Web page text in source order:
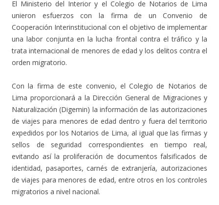
El Ministerio del Interior y el Colegio de Notarios de Lima
unieron esfuerzos con la firma de un Convenio de
Cooperación Interinstitucional con el objetivo de implementar
una labor conjunta en la lucha frontal contra el tráfico y la
trata internacional de menores de edad y los delitos contra el
orden migratorio.
Con la firma de este convenio, el Colegio de Notarios de
Lima proporcionará a la Dirección General de Migraciones y
Naturalización (Digemin) la información de las autorizaciones
de viajes para menores de edad dentro y fuera del territorio
expedidos por los Notarios de Lima, al igual que las firmas y
sellos de seguridad correspondientes en tiempo real,
evitando así la proliferación de documentos falsificados de
identidad, pasaportes, carnés de extranjería, autorizaciones
de viajes para menores de edad, entre otros en los controles
migratorios a nivel nacional.